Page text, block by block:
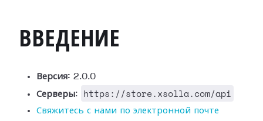
ВВЕДЕНИЕ
Версия: 2.0.0
Серверы: https://store.xsolla.com/api
Свяжитесь с нами по электронной почте